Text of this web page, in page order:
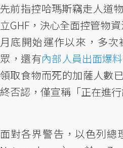
先前指控哈瑪斯竊走人道
立GHF，決心全面控管物
月底開始運作以來，多
眾，還有內部人員出面爆料
領取食物而死的加薩人數已
終否認，僅宣稱「正在進行
面對各界警告，以色列總